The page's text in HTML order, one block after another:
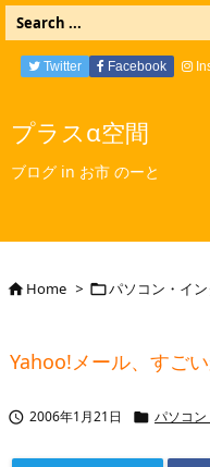
プラスα空間
ブログ in お市 のーと
Twitter Facebook
Home > パソコン・イ
Yahoo!メール、すご
 2006年1月21日  パソコン